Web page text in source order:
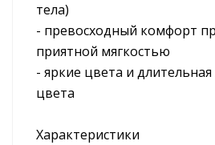
тела)
- превосходный комфорт
приятной мягкостью
- яркие цвета и длительная
цвета
Характеристики